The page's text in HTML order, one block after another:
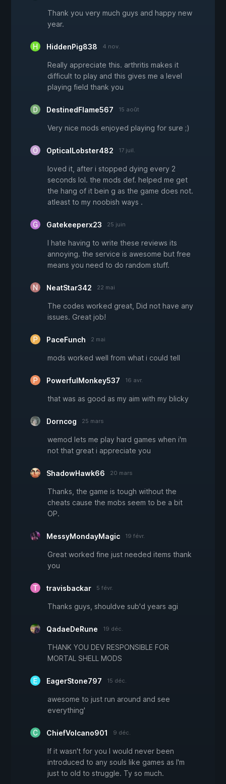
Thank you very much guys and happy new
year.
HiddenPig838 4 nov.
Really appreciate this. arthritis makes it
difficult to play and this gives me a level
playing field thank you
DestinedFlame567 15 août
Very nice mods enjoyed playing for sure ;)
OpticalLobster482 17 juil.
loved it, after i stopped dying every 2
seconds lol. the mods def. helped me get
the hang of it bein g as the game does not.
atleast to my noobish ways .
Gatekeeperx23 25 juin
I hate having to write these reviews its
annoying. the service is awesome but free
means you need to do random stuff.
NeatStar342 22 mai
The codes worked great, Did not have any
issues. Great job!
PaceFunch 2 mai
mods worked well from what i could tell
PowerfulMonkey537 16 avr.
that was as good as my aim with my blicky
Dorncog 25 mars
wemod lets me play hard games when i'm
not that great i appreciate you
ShadowHawk66 20 mars
Thanks, the game is tough without the
cheats cause the mobs seem to be a bit
OP.
MessyMondayMagic 19 févr.
Great worked fine just needed items thank
you
travisbackar 5 févr.
Thanks guys, shouldve sub'd years agi
QadaeDeRune 19 déc.
THANK YOU DEV RESPONSIBLE FOR
MORTAL SHELL MODS
EagerStone797 15 déc.
awesome to just run around and see
everything'
ChiefVolcano901 9 déc.
If it wasn't for you I would never been
introduced to any souls like games as I'm
just to old to struggle. Ty so much.